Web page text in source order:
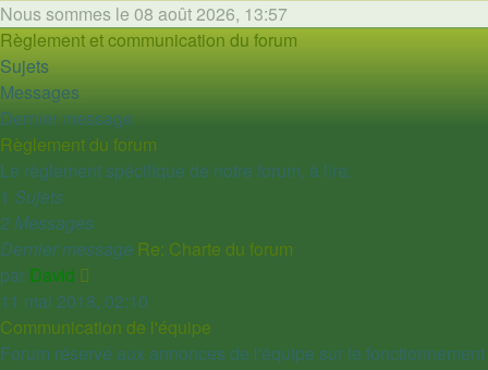
Nous sommes le 08 août 2026, 13:57
Règlement et communication du forum
Sujets
Messages
Dernier message
Règlement du forum
Le règlement spécifique de notre forum, à lire.
1 Sujets
2 Messages
Dernier message Re: Charte du forum
par David
le
dernier
message
11 mai 2018, 02:10
Communication de l'équipe
Forum réservé aux annonces de l'équipe sur le fonctionnement